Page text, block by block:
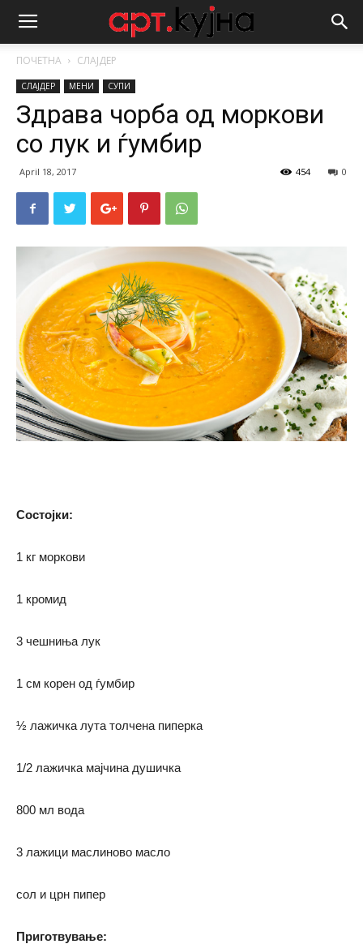
ПОЧЕТНА СЛАЈДЕР
СЛАЈДЕР МЕНИ СУПИ
Здрава чорба од моркови
со лук и ѓумбир
April 18, 2017 0
454
Состојки:
1 кг моркови
1 кромид
3 чешниња лук
1 см корен од ѓумбир
½ лажичка лута толчена пиперка
1/2 лажичка мајчина душичка
800 мл вода
3 лажици маслиново масло
сол и црн пипер
Приготвување: